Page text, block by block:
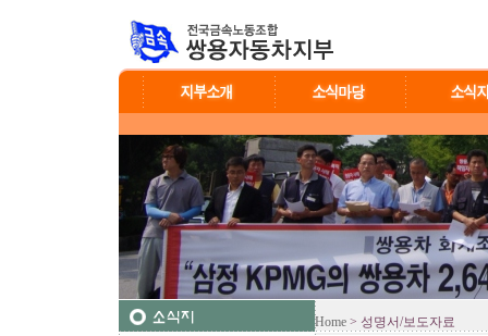
Home > 성명서/보도자료